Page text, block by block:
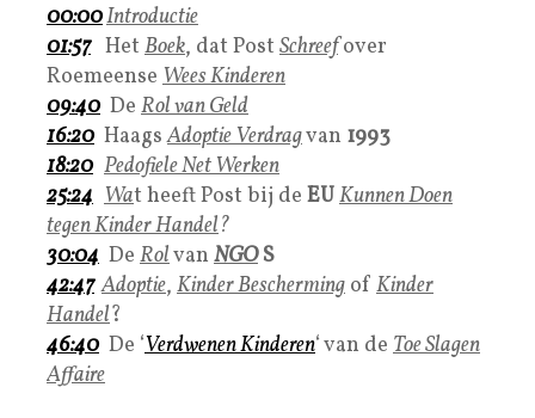
00:00Introductie
01:57Het Boek, dat Post Schreefover
Roemeense Wees Kinderen
09:40De Rol van Geld
16:20HaagsAdoptie Verdragvan 1993
18:20 Pedofiele Net Werken
25:24 Wat heeft Post bij de EUKunnen Doen
tegenKinder Handel?
30:04 De Rolvan NGOS
42:47 Adoptie, Kinder Bescherming of Kinder
Handel?
46:40De ‘Verdwenen Kinderen‘ van de Toe Slagen
Affaire